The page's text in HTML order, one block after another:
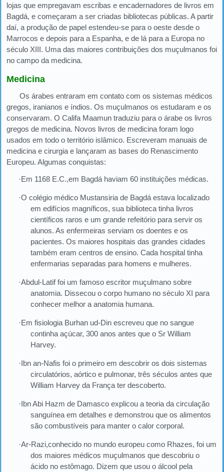
lojas que empregavam escribas e encadernadores de livros em
Bagdá, e começaram a ser criadas bibliotecas públicas. A partir
daí, a produção de papel estendeu-se para o oeste desde o
Marrocos e depois para a Espanha, e de lá para a Europa no
século XIII. Uma das maiores contribuições dos muçulmanos foi
no campo da medicina.
Medicina
Os árabes entraram em contato com os sistemas médicos
gregos, iranianos e índios. Os muçulmanos os estudaram e os
conservaram. O Califa Maamun traduziu para o árabe os livros
gregos de medicina. Novos livros de medicina foram logo
usados em todo o território islâmico. Escreveram manuais de
medicina e cirurgia e lançaram as bases do Renascimento
Europeu. Algumas conquistas:
·Em 1168 E.C.,em Bagdá haviam 60 instituições médicas.
·O colégio médico Mustansiria de Bagdá estava localizado
em edifícios magníficos, sua biblioteca tinha livros
científicos raros e um grande refeitório para servir os
alunos. As enfermeiras serviam os doentes e os
pacientes. Os maiores hospitais das grandes cidades
também eram centros de ensino. Cada hospital tinha
enfermarias separadas para homens e mulheres.
·Abdul-Latif foi um famoso escritor muçulmano sobre
anatomia. Dissecou o corpo humano no século XI para
conhecer melhor a anatomia humana.
·Em fisiologia Burhan ud-Din escreveu que no sangue
continha açúcar, 300 anos antes que o Sr William
Harvey.
·Ibn an-Nafis foi o primeiro em descobrir os dois sistemas
circulatórios, aórtico e pulmonar, três séculos antes que
William Harvey da França ter descoberto.
·Ibn Abi Hazm de Damasco explicou a teoria da circulação
sanguínea em detalhes e demonstrou que os alimentos
são combustíveis para manter o calor corporal.
·Ar-Razi,conhecido no mundo europeu como Rhazes, foi um
dos maiores médicos muçulmanos que descobriu o
ácido no estômago. Dizem que usou o álcool pela